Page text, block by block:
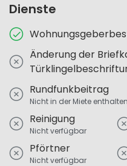
Dienste
Änderung der
Rundfunkbeitrag
Nicht in der Miete enthalten
Reinigung
Nicht verfügbar
Pförtner
Nicht verfügbar